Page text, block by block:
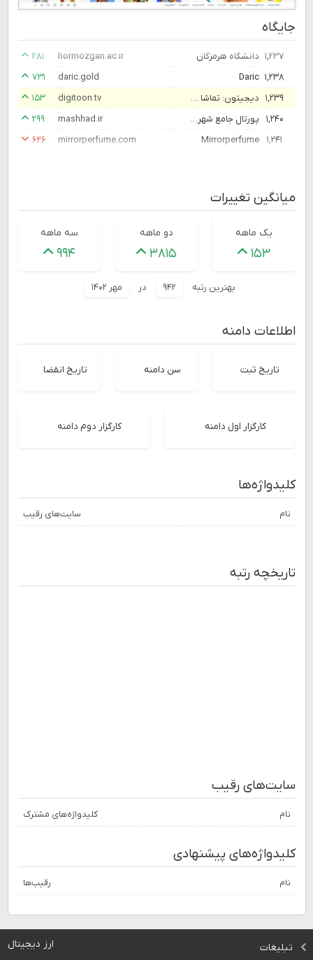
جایگاه
۱,۲۳۷ دانشگاه هرمزگان hormozgan.ac.ir
۲۸۱
۱,۲۳۸ Daric
daric.gold
۷۳۱
۱,۲۳۹
دیجیتون: تماشا و دانلود کارتون و انیمیشن با اینترنت رایگان digitoon.tv
۱۵۳
۱,۲۴۰
پورتال جامع شهر مشهد :: mashhad.ir
۲۹۹
۱,۲۴۱
Mirrorperfume
mirrorperfume.com ۶۲۶
میانگین تغییرات
یک ماهه
۱۵۳
دو ماهه
۳۸۱۵
سه ماهه
۹۹۴
بهترین رتبه ۹۴۲ در مهر ۱۴۰۲
اطلاعات دامنه
تاریخ ثبت سن دامنه تاریخ انقضا
کارگزار اول دامنه کارگزار دوم دامنه
کلیدواژه‌ها
نام سایت‌های رقیب
تاریخچه رتبه
سایت‌های رقیب
نام کلیدواژه‌های مشترک
کلیدواژه‌های پیشنهادی
نام رقیب‌ها
ارز دیجیتال تبلیغات